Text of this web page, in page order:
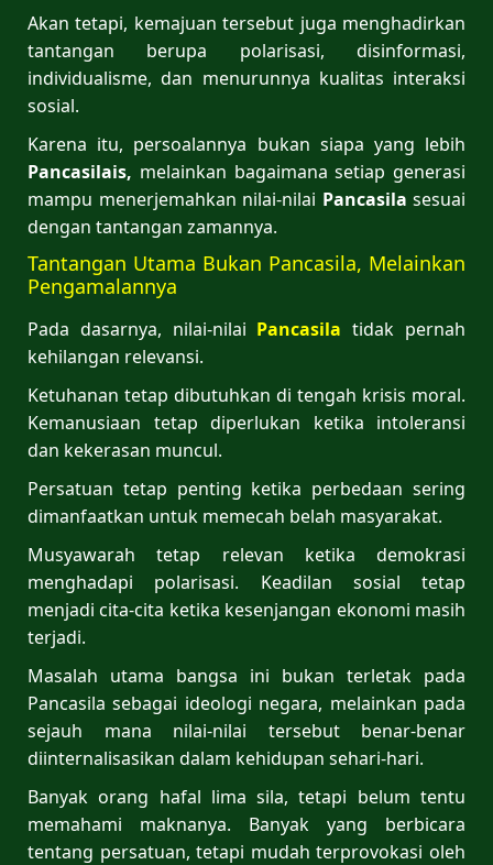
Akan tetapi, kemajuan tersebut juga menghadirkan
tantangan berupa polarisasi, disinformasi,
individualisme, dan menurunnya kualitas interaksi
sosial.
Karena itu, persoalannya bukan siapa yang lebih
Pancasilais, melainkan bagaimana setiap generasi
mampu menerjemahkan nilai-nilai Pancasila sesuai
dengan tantangan zamannya.
Tantangan Utama Bukan Pancasila, Melainkan
Pengamalannya
Pada dasarnya, nilai-nilai Pancasila tidak pernah
kehilangan relevansi.
Ketuhanan tetap dibutuhkan di tengah krisis moral.
Kemanusiaan tetap diperlukan ketika intoleransi
dan kekerasan muncul.
Persatuan tetap penting ketika perbedaan sering
dimanfaatkan untuk memecah belah masyarakat.
Musyawarah tetap relevan ketika demokrasi
menghadapi polarisasi. Keadilan sosial tetap
menjadi cita-cita ketika kesenjangan ekonomi masih
terjadi.
Masalah utama bangsa ini bukan terletak pada
Pancasila sebagai ideologi negara, melainkan pada
sejauh mana nilai-nilai tersebut benar-benar
diinternalisasikan dalam kehidupan sehari-hari.
Banyak orang hafal lima sila, tetapi belum tentu
memahami maknanya. Banyak yang berbicara
tentang persatuan, tetapi mudah terprovokasi oleh